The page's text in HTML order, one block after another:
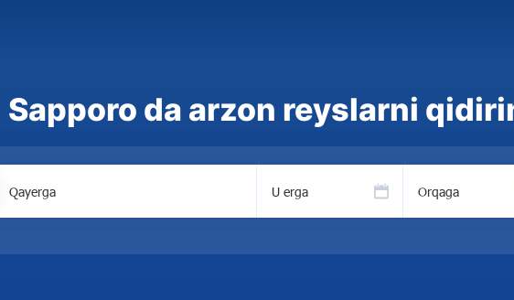
Sapporo da arzon reyslarni
Qayerga U erga Orqaga